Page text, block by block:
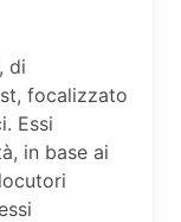
di
focalizzato
Essi
in base ai